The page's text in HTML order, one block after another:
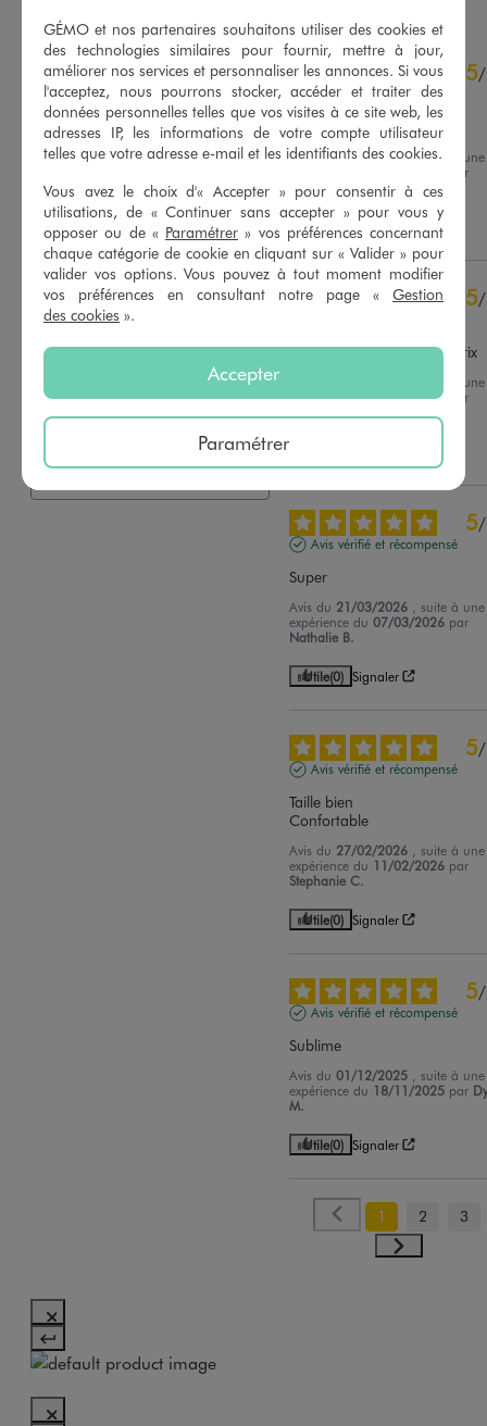
4.6/5
contrôle
Voir tous les avis sur ce site
5étoiles
12
4étoiles
0
étoiles
1étoile
Trier les avis
5/
Avis vérifié et récompensé
Oh  top
Avis du22/04/2026 , suite à une
par
Audrey T.
Utile Signaler
5/
Très bon rapport qualité prix
, suite à une
expérience du03/03/2026
par
5/
Avis vérifié et récompensé
Super
Avis du 21/03/2026
, suite à une
expérience du07/03/2026 par
Nathalie B.
Utile(0) Signaler
5/
Avis vérifié et récompensé
Taille bien
Confortable
Avis du 27/02/2026
, suite à une
expérience du 11/02/2026 par
Stephanie C.
Utile(0) Signaler
5/
Avis vérifié et récompensé
Sublime
Avis du01/12/2025
, suite à une
expérience du 18/11/2025 par
M.
Utile(0) Signaler
1 2 3
GÉMO et nos partenaires souhaitons utiliser des cookies et
des technologies similaires pour fournir, mettre à jour,
améliorer nos services et personnaliser les annonces. Si vous
l'acceptez, nous pourrons stocker, accéder et traiter des
données personnelles telles que vos visites à ce site web, les
adresses IP, les informations de votre compte utilisateur
telles que votre adresse e-mail et les identifiants des cookies.
Vous avez le choix d'« Accepter » pour consentir à ces
utilisations, de « Continuer sans accepter » pour vous y
opposer ou de « Paramétrer » vos préférences concernant
chaque catégorie de cookie en cliquant sur « Valider » pour
valider vos options. Vous pouvez à tout moment modifier
vos préférences en consultant notre page « Gestion
des cookies ».
Accepter
Paramétrer